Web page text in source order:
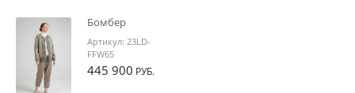
Бомбер
Артикул: 23LD-
FFW65
445 900 РУБ.